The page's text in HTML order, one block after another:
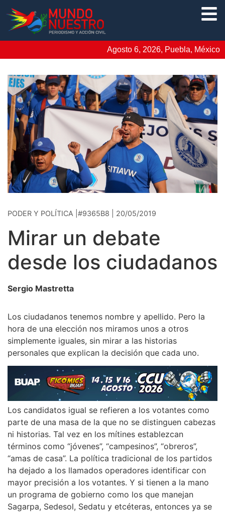
Agosto 6, 2026, Puebla, México
PODER Y POLÍTICA |#9365B8 | 20/05/2019
Mirar un debate
desde los ciudadanos
Sergio Mastretta
Los ciudadanos tenemos nombre y apellido. Pero la
hora de una elección nos miramos unos a otros
simplemente iguales, sin mirar a las historias
personales que explican la decisión que cada uno.
Los candidatos igual se refieren a los votantes como
parte de una masa de la que no se distinguen cabezas
ni historias. Tal vez en los mítines establezcan
términos como “jóvenes”, “campesinos”, “obreros”,
“amas de casa”. La política tradicional de los partidos
ha dejado a los llamados operadores identificar con
mayor precisión a los votantes. Y si tienen a la mano
un programa de gobierno como los que manejan
Sagarpa, Sedesol, Sedatu y etcéteras, entonces ya se